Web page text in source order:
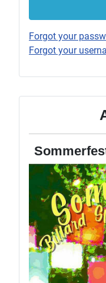
Forgot your
Forgot your